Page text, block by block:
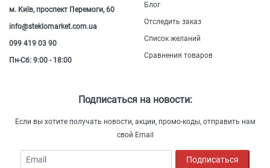
м. Київ, проспект Перемоги, 60
info@steklomarket.com.ua
099 419 03 90
Пн-Сб: 9:00 - 18:00
Блог
Отследить заказ
Список желаний
Сравнения товаров
Подписаться на новости:
Если вы хотите получать новости, акции, промо-коды, отправить нам
свой Email
Email Подписаться